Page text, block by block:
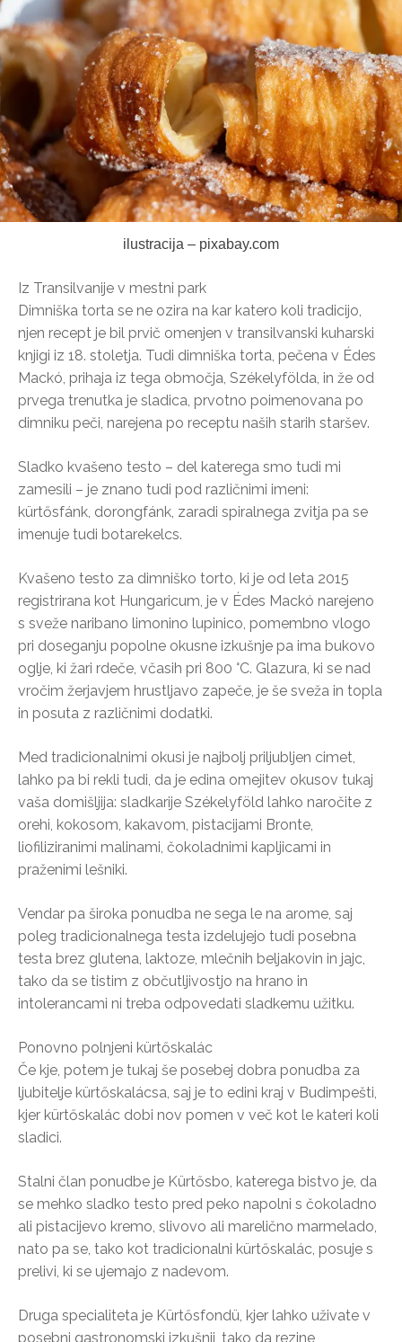
ilustracija – pixabay.com
Iz Transilvanije v mestni park
Dimniška torta se ne ozira na kar katero koli tradicijo,
njen recept je bil prvič omenjen v transilvanski kuharski
knjigi iz 18. stoletja. Tudi dimniška torta, pečena v Édes
Mackó, prihaja iz tega območja, Székelyfölda, in že od
prvega trenutka je sladica, prvotno poimenovana po
dimniku peči, narejena po receptu naših starih staršev.
Sladko kvašeno testo – del katerega smo tudi mi
zamesili – je znano tudi pod različnimi imeni:
kürtősfánk, dorongfánk, zaradi spiralnega zvitja pa se
imenuje tudi botarekelcs.
Kvašeno testo za dimniško torto, ki je od leta 2015
registrirana kot Hungaricum, je v Édes Mackó narejeno
s sveže naribano limonino lupinico, pomembno vlogo
pri doseganju popolne okusne izkušnje pa ima bukovo
oglje, ki žari rdeče, včasih pri 800 °C. Glazura, ki se nad
vročim žerjavjem hrustljavo zapeče, je še sveža in topla
in posuta z različnimi dodatki.
Med tradicionalnimi okusi je najbolj priljubljen cimet,
lahko pa bi rekli tudi, da je edina omejitev okusov tukaj
vaša domišljija: sladkarije Székelyföld lahko naročite z
orehi, kokosom, kakavom, pistacijami Bronte,
liofiliziranimi malinami, čokoladnimi kapljicami in
praženimi lešniki.
Vendar pa široka ponudba ne sega le na arome, saj
poleg tradicionalnega testa izdelujejo tudi posebna
testa brez glutena, laktoze, mlečnih beljakovin in jajc,
tako da se tistim z občutljivostjo na hrano in
intolerancami ni treba odpovedati sladkemu užitku.
Ponovno polnjeni kürtőskalác
Če kje, potem je tukaj še posebej dobra ponudba za
ljubitelje kürtőskalácsa, saj je to edini kraj v Budimpešti,
kjer kürtőskalác dobi nov pomen v več kot le kateri koli
sladici.
Stalni član ponudbe je Kürtősbo, katerega bistvo je, da
se mehko sladko testo pred peko napolni s čokoladno
ali pistacijevo kremo, slivovo ali marelično marmelado,
nato pa se, tako kot tradicionalni kürtőskalác, posuje s
prelivi, ki se ujemajo z nadevom.
Druga specialiteta je Kürtősfondü, kjer lahko uživate v
posebni gastronomski izkušnji, tako da rezine